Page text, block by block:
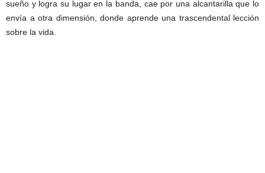
sueño y logra su lugar en la banda, cae por una alcantarilla que lo
envía a otra dimensión, donde aprende una trascendental lección
sobre la vida.